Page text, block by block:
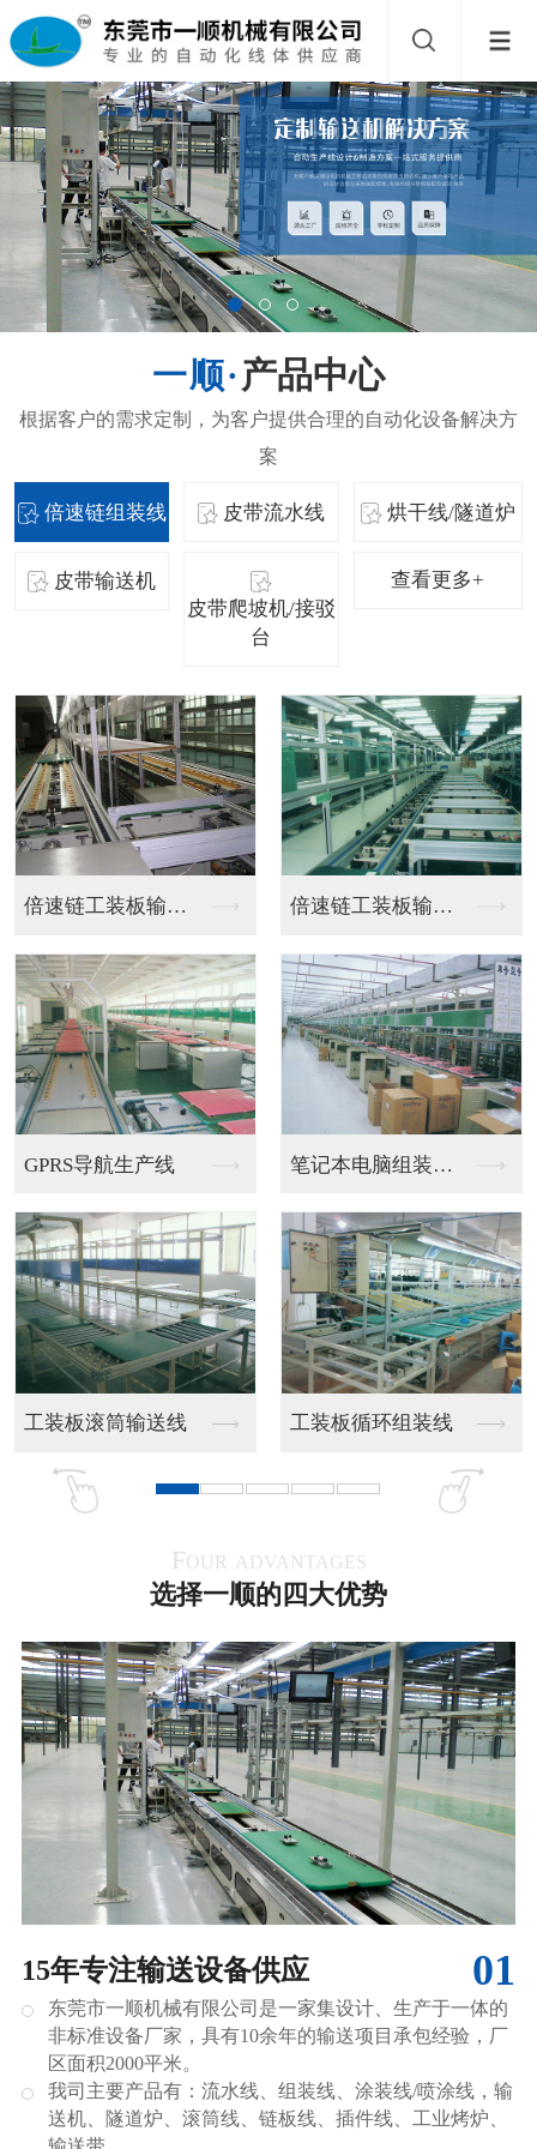
产品中心
倍速链组装线 皮带流水线 烘干线/隧道炉
皮带输送机
皮带爬坡机/接驳
台
查看更多+
不锈钢皮带流水线 工位流水线
双边皮带流水线 双线皮带流水线
PU带食品流水线 全烤漆皮带流水线
Four advantages
选择一顺的四大优势
01
15年专注输送设备供应
东莞市一顺机械有限公司是一家集设计、生产于一体的
非标准设备厂家，具有10余年的输送项目承包经验，厂
区面积2000平米。
我司主要产品有：流水线、组装线、涂装线/喷涂线，输
送机、隧道炉、滚筒线、链板线、插件线、工业烤炉、